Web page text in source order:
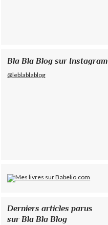
Bla Bla Blog sur Instagram
@leblablablog
Derniers articles parus
sur Bla Bla Blog